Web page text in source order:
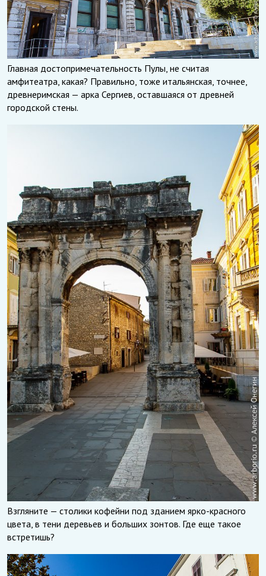
Главная достопримечательность Пулы, не считая
амфитеатра, какая? Правильно, тоже итальянская, точнее,
древнеримская — арка Сергиев, оставшаяся от древней
городской стены.
Взгляните — столики кофейни под зданием ярко-красного
цвета, в тени деревьев и больших зонтов. Где еще такое
встретишь?